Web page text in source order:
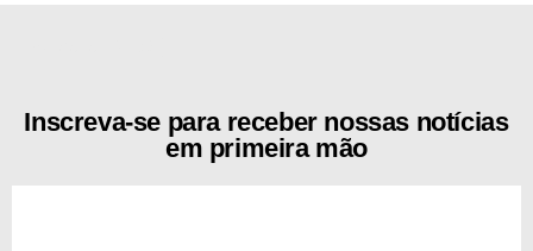
Inscreva-se para receber nossas notícias
em primeira mão